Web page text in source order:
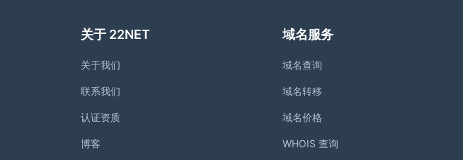
关于 22NET
关于我们
联系我们
认证资质
博客
域名服务
域名查询
域名转移
域名价格
WHOIS 查询